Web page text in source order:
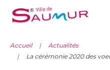
Accueil
Actualités
La cérémonie 2020 des